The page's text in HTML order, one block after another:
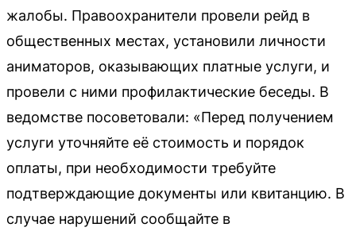
жалобы. Правоохранители провели рейд в
общественных местах, установили личности
аниматоров, оказывающих платные услуги, и
провели с ними профилактические беседы. В
ведомстве посоветовали: «Перед получением
услуги уточняйте её стоимость и порядок
оплаты, при необходимости требуйте
подтверждающие документы или квитанцию. В
случае нарушений сообщайте в